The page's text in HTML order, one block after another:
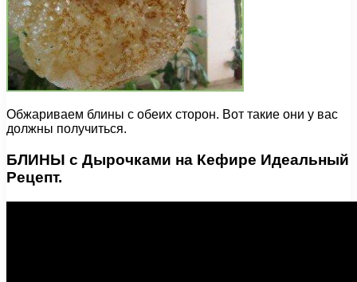
Обжариваем блины с обеих сторон. Вот такие они у вас
должны получиться.
БЛИНЫ с Дырочками на Кефире Идеальный
Рецепт.